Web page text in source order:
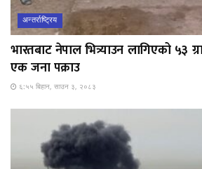
अन्तर्राष्ट्रिय
भारतबाट नेपाल भित्र्याउन लागिएको ५३
एक जना पक्राउ
६:५५ बिहान, साउन ३, २०८३